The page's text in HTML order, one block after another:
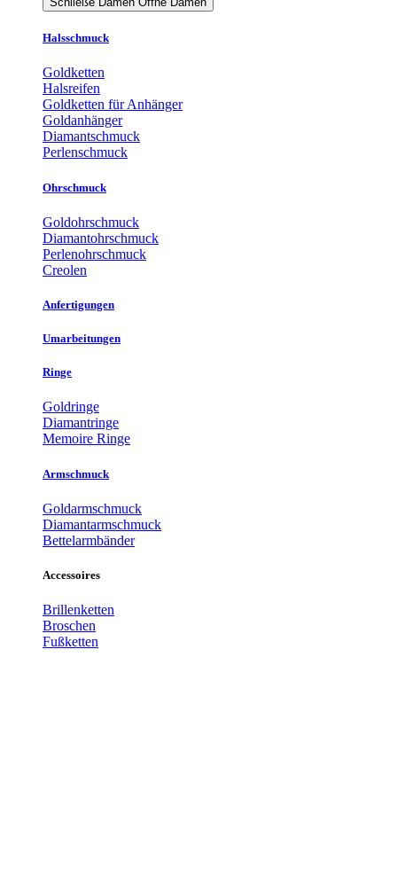
Halsschmuck
Goldketten
Halsreifen
Goldketten für Anhänger
Goldanhänger
Diamantschmuck
Perlenschmuck
Ohrschmuck
Goldohrschmuck
Diamantohrschmuck
Perlenohrschmuck
Creolen
Anfertigungen
Umarbeitungen
Ringe
Goldringe
Diamantringe
Memoire Ringe
Armschmuck
Goldarmschmuck
Diamantarmschmuck
Bettelarmbänder
Accessoires
Brillenketten
Broschen
Fußketten